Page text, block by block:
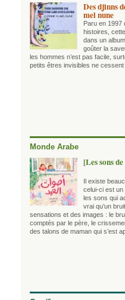
Des djinns
mel nune
Paru en 1997
histoires,
dans un
goûter la
les hommes n’est pas facile,
petits êtres invisibles ne
Monde Arabe
[Les sons
Il existe
celui-ci est un
les sons qui
vrai qu’un
sensations et des images : le
comptés par le père, le
des talons de maman qui s’est